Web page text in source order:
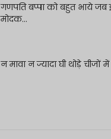
गणपति बप्पा को बहुत भाये जब
मोदक...
न मावा न ज्यादा घी थोड़े चीजों